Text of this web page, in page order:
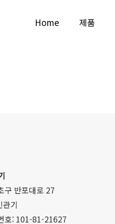
Home 제품
구 반포대로 27
관기
호: 101-81-21627